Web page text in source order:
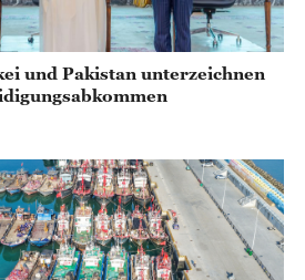
und Pakistan unterzeichnen